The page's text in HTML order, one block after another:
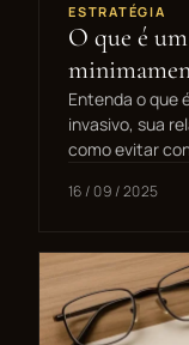
ESTRATÉGIA
O que é
Entenda o que
invasivo, sua
como evitar
16 / 09 / 2025